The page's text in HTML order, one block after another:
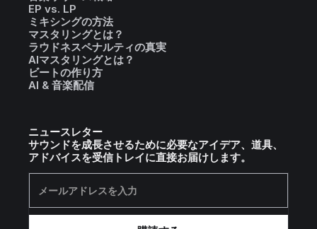
EP vs. LP
ミキシングの方法
マスタリングとは？
ラウドネスペナルティの真実
AIマスタリングとは？
ビートの作り方
AI & 音楽配信
ニュースレター
サウンドを成長させるために必要なアイデア、道具、
アドバイスを受信トレイに直接お届けします。